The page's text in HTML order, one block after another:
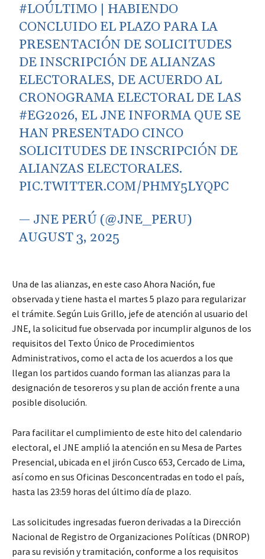
#LOÚLTIMO | HABIENDO
CONCLUIDO EL PLAZO PARA LA
PRESENTACIÓN DE SOLICITUDES
DE INSCRIPCIÓN DE ALIANZAS
ELECTORALES, DE ACUERDO AL
CRONOGRAMA ELECTORAL DE LAS
#EG2026, EL JNE INFORMA QUE SE
HAN PRESENTADO CINCO
SOLICITUDES DE INSCRIPCIÓN DE
ALIANZAS ELECTORALES.
PIC.TWITTER.COM/PHMY5LYQPC
— JNE PERÚ (@JNE_PERU)
AUGUST 3, 2025
Una de las alianzas, en este caso Ahora Nación, fue
observada y tiene hasta el martes 5 plazo para regularizar
el trámite. Según Luis Grillo, jefe de atención al usuario del
JNE, la solicitud fue observada por incumplir algunos de los
requisitos del Texto Único de Procedimientos
Administrativos, como el acta de los acuerdos a los que
llegan los partidos cuando forman las alianzas para la
designación de tesoreros y su plan de acción frente a una
posible disolución.
Para facilitar el cumplimiento de este hito del calendario
electoral, el JNE amplió la atención en su Mesa de Partes
Presencial, ubicada en el jirón Cusco 653, Cercado de Lima,
así como en sus Oficinas Desconcentradas en todo el país,
hasta las 23:59 horas del último día de plazo.
Las solicitudes ingresadas fueron derivadas a la Dirección
Nacional de Registro de Organizaciones Políticas (DNROP)
para su revisión y tramitación, conforme a los requisitos